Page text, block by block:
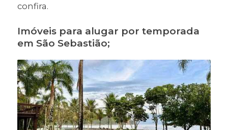
confira.
Imóveis para alugar por temporada
em São Sebastião;